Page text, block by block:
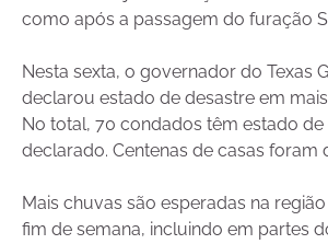
como após a passagem do furação
Nesta sexta, o governador do Texas
declarou estado de desastre em
No total, 70 condados têm estado de
declarado. Centenas de casas foram
Mais chuvas são esperadas na
fim de semana, incluindo em partes